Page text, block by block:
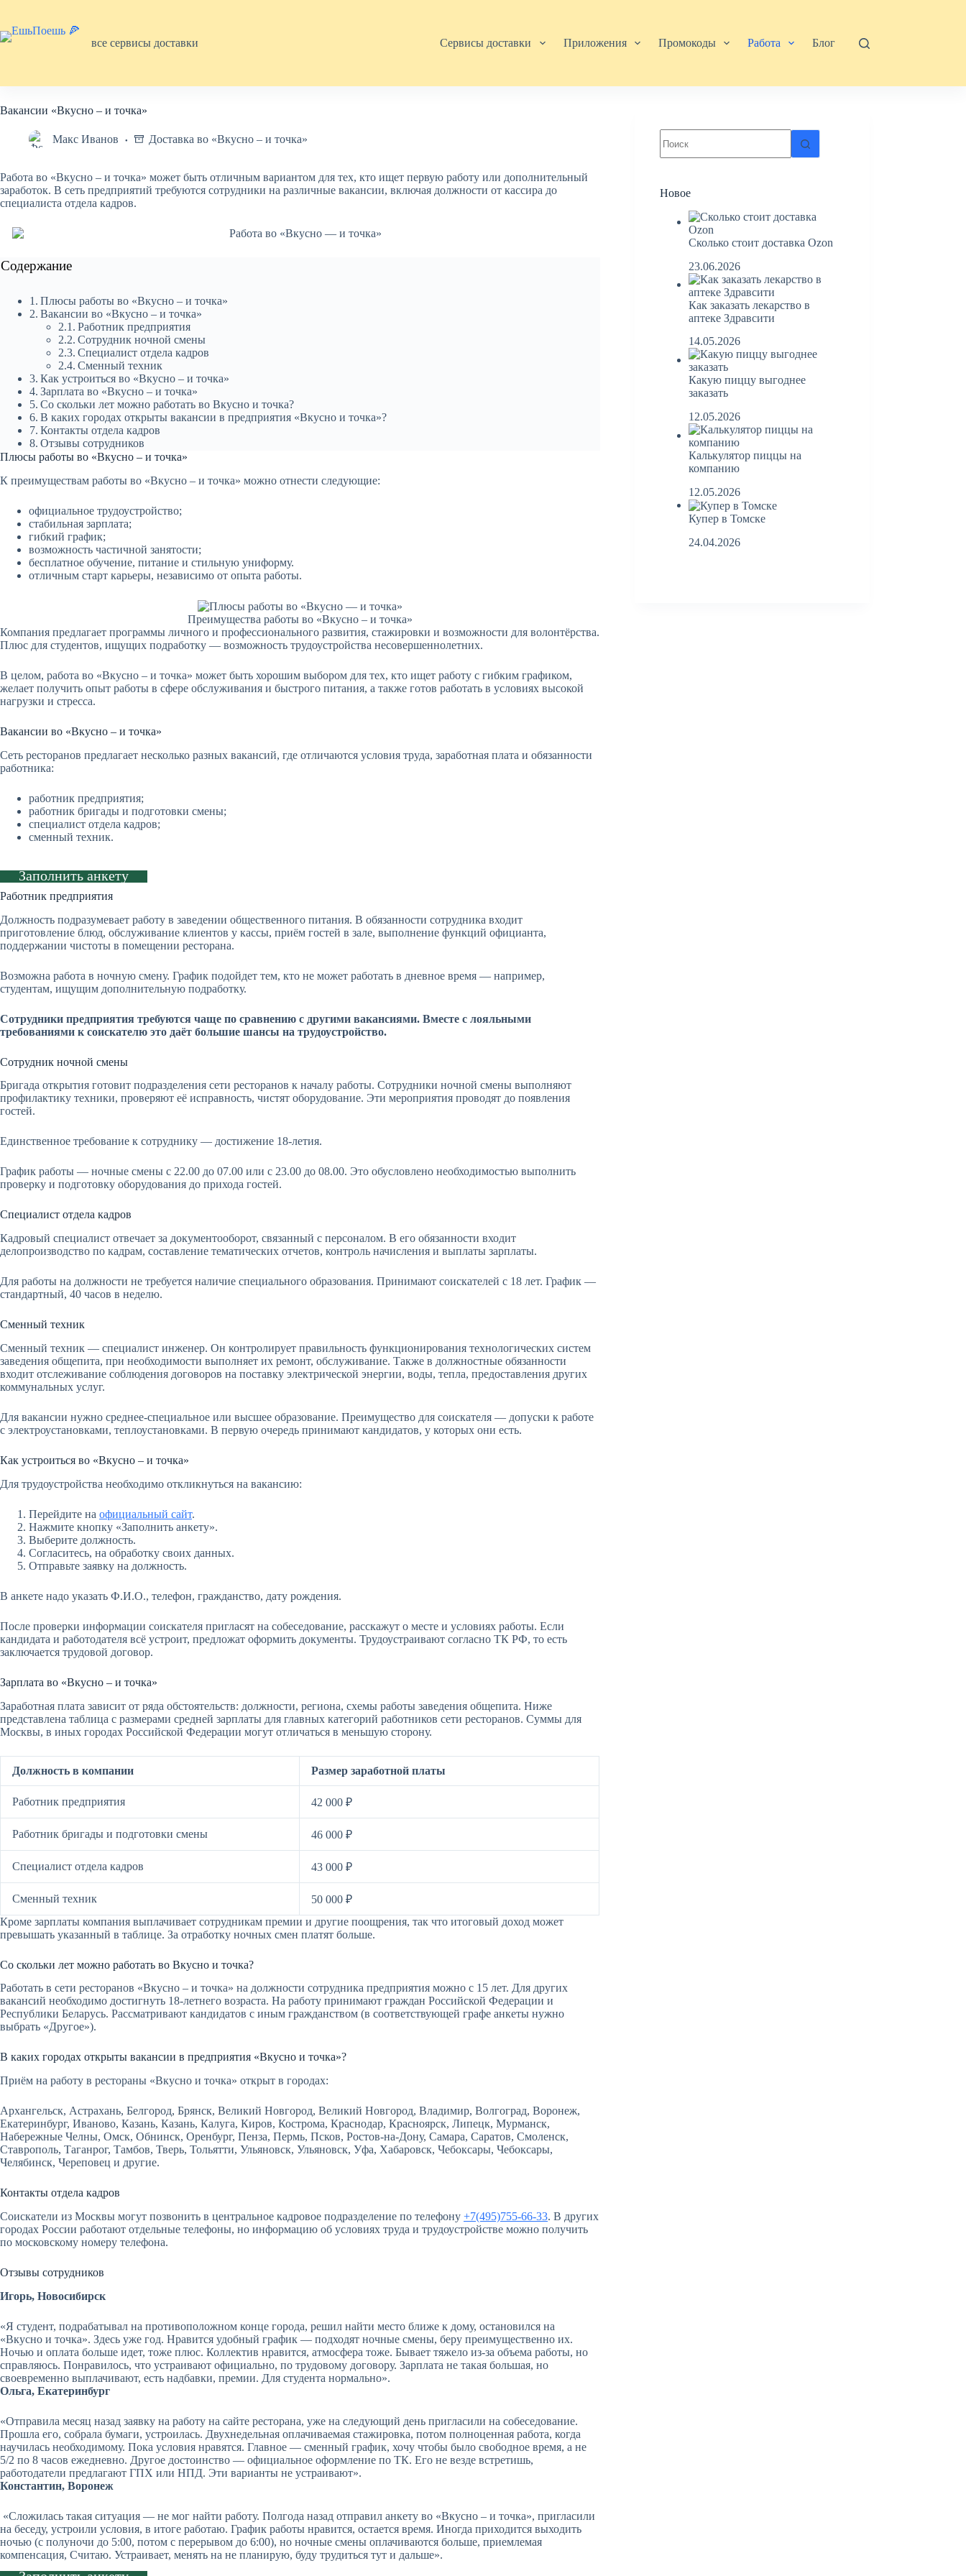
сути
все сервисы доставки
Сервисы доставки Приложения Промокоды Работа Блог
Вакансии «Вкусно – и точка»
Макс Иванов Доставка во «Вкусно – и точка»
Работа во «Вкусно – и точка» может быть отличным вариантом для тех, кто ищет первую работу или дополнительный
заработок. В сеть предприятий требуются сотрудники на различные вакансии, включая должности от кассира до
специалиста отдела кадров.
Содержание
Плюсы работы во «Вкусно – и точка»
Вакансии во «Вкусно – и точка»
Работник предприятия
Сотрудник ночной смены
Специалист отдела кадров
Сменный техник
Как устроиться во «Вкусно – и точка»
Зарплата во «Вкусно – и точка»
Со скольки лет можно работать во Вкусно и точка?
В каких городах открыты вакансии в предприятия «Вкусно и точка»?
Контакты отдела кадров
Отзывы сотрудников
Плюсы работы во «Вкусно – и точка»
К преимуществам работы во «Вкусно – и точка» можно отнести следующие:
официальное трудоустройство;
стабильная зарплата;
гибкий график;
возможность частичной занятости;
бесплатное обучение, питание и стильную униформу.
отличным старт карьеры, независимо от опыта работы.
Преимущества работы во «Вкусно – и точка»
Компания предлагает программы личного и профессионального развития, стажировки и возможности для волонтёрства.
Плюс для студентов, ищущих подработку — возможность трудоустройства несовершеннолетних.
В целом, работа во «Вкусно – и точка» может быть хорошим выбором для тех, кто ищет работу с гибким графиком,
желает получить опыт работы в сфере обслуживания и быстрого питания, а также готов работать в условиях высокой
нагрузки и стресса.
Вакансии во «Вкусно – и точка»
Сеть ресторанов предлагает несколько разных вакансий, где отличаются условия труда, заработная плата и обязанности
работника:
работник предприятия;
работник бригады и подготовки смены;
специалист отдела кадров;
сменный техник.
Заполнить анкету
Работник предприятия
Должность подразумевает работу в заведении общественного питания. В обязанности сотрудника входит
приготовление блюд, обслуживание клиентов у кассы, приём гостей в зале, выполнение функций официанта,
поддержании чистоты в помещении ресторана.
Возможна работа в ночную смену. График подойдет тем, кто не может работать в дневное время — например,
студентам, ищущим дополнительную подработку.
Сотрудники предприятия требуются чаще по сравнению с другими вакансиями. Вместе с лояльными
требованиями к соискателю это даёт большие шансы на трудоустройство.
Сотрудник ночной смены
Бригада открытия готовит подразделения сети ресторанов к началу работы. Сотрудники ночной смены выполняют
профилактику техники, проверяют её исправность, чистят оборудование. Эти мероприятия проводят до появления
гостей.
Единственное требование к сотруднику — достижение 18-летия.
График работы — ночные смены с 22.00 до 07.00 или с 23.00 до 08.00. Это обусловлено необходимостью выполнить
проверку и подготовку оборудования до прихода гостей.
Специалист отдела кадров
Кадровый специалист отвечает за документооборот, связанный с персоналом. В его обязанности входит
делопроизводство по кадрам, составление тематических отчетов, контроль начисления и выплаты зарплаты.
Для работы на должности не требуется наличие специального образования. Принимают соискателей с 18 лет. График —
стандартный, 40 часов в неделю.
Сменный техник
Сменный техник — специалист инженер. Он контролирует правильность функционирования технологических систем
заведения общепита, при необходимости выполняет их ремонт, обслуживание. Также в должностные обязанности
входит отслеживание соблюдения договоров на поставку электрической энергии, воды, тепла, предоставления других
коммунальных услуг.
Для вакансии нужно среднее-специальное или высшее образование. Преимущество для соискателя — допуски к работе
с электроустановками, теплоустановками. В первую очередь принимают кандидатов, у которых они есть.
Как устроиться во «Вкусно – и точка»
Для трудоустройства необходимо откликнуться на вакансию:
Перейдите на официальный сайт.
Нажмите кнопку «Заполнить анкету».
Выберите должность.
Согласитесь, на обработку своих данных.
Отправьте заявку на должность.
В анкете надо указать Ф.И.О., телефон, гражданство, дату рождения.
После проверки информации соискателя пригласят на собеседование, расскажут о месте и условиях работы. Если
кандидата и работодателя всё устроит, предложат оформить документы. Трудоустраивают согласно ТК РФ, то есть
заключается трудовой договор.
Зарплата во «Вкусно – и точка»
Заработная плата зависит от ряда обстоятельств: должности, региона, схемы работы заведения общепита. Ниже
представлена таблица с размерами средней зарплаты для главных категорий работников сети ресторанов. Суммы для
Москвы, в иных городах Российской Федерации могут отличаться в меньшую сторону.
Должность в компании Размер заработной платы
Работник предприятия 42 000 ₽
Работник бригады и подготовки смены 46 000 ₽
Специалист отдела кадров 43 000 ₽
Сменный техник
50 000 ₽
Кроме зарплаты компания выплачивает сотрудникам премии и другие поощрения, так что итоговый доход может
превышать указанный в таблице. За отработку ночных смен платят больше.
Со скольки лет можно работать во Вкусно и точка?
Работать в сети ресторанов «Вкусно – и точка» на должности сотрудника предприятия можно с 15 лет. Для других
вакансий необходимо достигнуть 18-летнего возраста. На работу принимают граждан Российской Федерации и
Республики Беларусь. Рассматривают кандидатов с иным гражданством (в соответствующей графе анкеты нужно
выбрать «Другое»).
В каких городах открыты вакансии в предприятия «Вкусно и точка»?
Приём на работу в рестораны «Вкусно и точка» открыт в городах:
Архангельск, Астрахань, Белгород, Брянск, Великий Новгород, Великий Новгород, Владимир, Волгоград, Воронеж,
Екатеринбург, Иваново, Казань, Казань, Калуга, Киров, Кострома, Краснодар, Красноярск, Липецк, Мурманск,
Набережные Челны, Омск, Обнинск, Оренбург, Пенза, Пермь, Псков, Ростов-на-Дону, Самара, Саратов, Смоленск,
Ставрополь, Таганрог, Тамбов, Тверь, Тольятти, Ульяновск, Ульяновск, Уфа, Хабаровск, Чебоксары, Чебоксары,
Челябинск, Череповец и другие.
Контакты отдела кадров
Соискатели из Москвы могут позвонить в центральное кадровое подразделение по телефону +7(495)755-66-33. В других
городах России работают отдельные телефоны, но информацию об условиях труда и трудоустройстве можно получить
по московскому номеру телефона.
Отзывы сотрудников
Игорь, Новосибирск
«Я студент, подрабатывал на противоположном конце города, решил найти место ближе к дому, остановился на
«Вкусно и точка». Здесь уже год. Нравится удобный график — подходят ночные смены, беру преимущественно их.
Ночью и оплата больше идет, тоже плюс. Коллектив нравится, атмосфера тоже. Бывает тяжело из-за объема работы, но
справляюсь. Понравилось, что устраивают официально, по трудовому договору. Зарплата не такая большая, но
своевременно выплачивают, есть надбавки, премии. Для студента нормально».
Ольга, Екатеринбург
«Отправила месяц назад заявку на работу на сайте ресторана, уже на следующий день пригласили на собеседование.
Прошла его, собрала бумаги, устроилась. Двухнедельная оплачиваемая стажировка, потом полноценная работа, когда
научилась необходимому. Пока условия нравятся. Главное — сменный график, хочу чтобы было свободное время, а не
5/2 по 8 часов ежедневно. Другое достоинство — официальное оформление по ТК. Его не везде встретишь,
работодатели предлагают ГПХ или НПД. Эти варианты не устраивают».
Константин, Воронеж
«Сложилась такая ситуация — не мог найти работу. Полгода назад отправил анкету во «Вкусно – и точка», пригласили
на беседу, устроили условия, в итоге работаю. График работы нравится, остается время. Иногда приходится выходить
ночью (с полуночи до 5:00, потом с перерывом до 6:00), но ночные смены оплачиваются больше, приемлемая
компенсация, Считаю. Устраивает, менять на не планирую, буду трудиться тут и дальше».
не
найдено
Новое
Сколько стоит доставка Ozon
23.06.2026
Как заказать лекарство в
аптеке Здравсити
14.05.2026
Какую пиццу выгоднее
заказать
12.05.2026
Калькулятор пиццы на
компанию
12.05.2026
Купер в Томске
24.04.2026